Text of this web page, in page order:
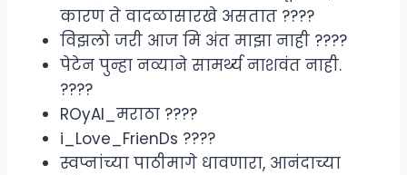
कारण ते वादळासारखे असतात ????️
विझलो जरी आज मि अंत माझा नाही ????
पेटेन पुन्हा नव्याने सामर्थ्य नाशवंत नाही.
????
ROyAl_मराठा ????
i_Love_FrienDs ????
स्वप्नांच्या पाठीमागे धावणारा, आनंदाच्या